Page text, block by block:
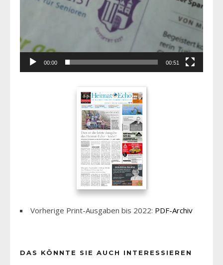
00:00 00:51
Vorherige Print-Ausgaben bis 2022: PDF-Archiv
DAS KÖNNTE SIE AUCH INTERESSIEREN